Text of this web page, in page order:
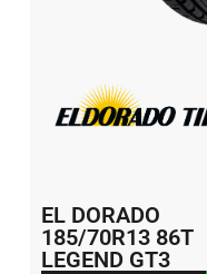
EL DORADO
185/70R13 86T
LEGEND GT3